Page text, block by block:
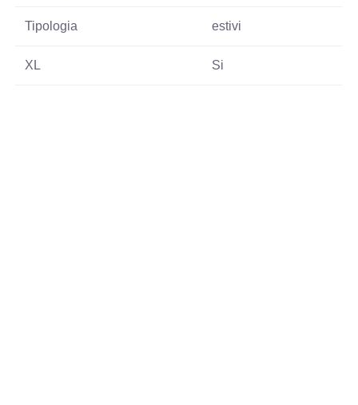
Tipologia estivi
XL Si